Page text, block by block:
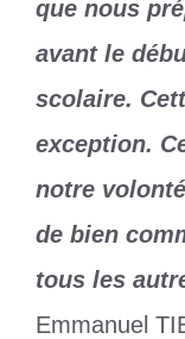
que nous
avant le
scolaire.
exception.
notre
de bien
tous les
Emmanuel